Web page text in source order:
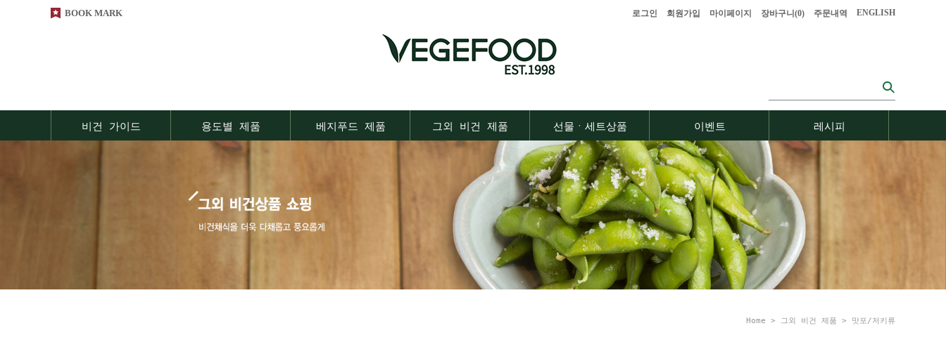
BOOK MARK 로그인 회원가입 마이페이지 장바구니(0) 주문내역 ENGLISH
비건 가이드 용도별 제품 베지푸드 제품 그외 비건 제품 선물ㆍ세트상품 이벤트 레시피
Home > 그외 비건 제품 > 맛포/저키류